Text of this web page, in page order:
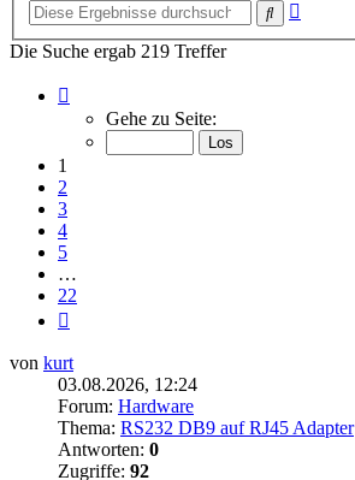
Suche
Die Suche ergab 219 Treffer
von
Gehe zu Seite:
1
2
3
4
5
…
22
von kurt
03.08.2026, 12:24
Forum: Hardware
Thema: RS232 DB9 auf RJ45 Adapter
Antworten: 0
Zugriffe: 92